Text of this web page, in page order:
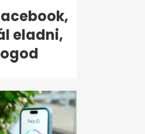
eladni,